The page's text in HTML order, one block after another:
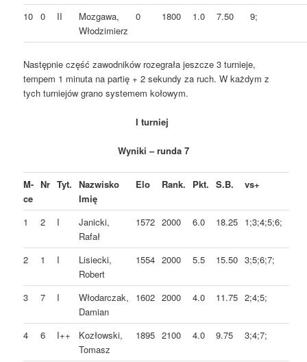
10 0 II
Mozgawa,
Włodzimierz
0 1800 1.0 7.50 9;
Następnie część zawodników rozegrała jeszcze 3 turnieje,
tempem 1 minuta na partię + 2 sekundy za ruch. W każdym z
tych turniejów grano systemem kołowym.
I turniej
Wyniki – runda 7
M-
ce
Nr Tyt. Nazwisko
Imię
Elo Rank. Pkt. S.B. vs+
1 2 I
Janicki,
Rafał
1572 2000 6.0 18.25 1;3;4;5;6;
2 1 I
Lisiecki,
Robert
1554 2000 5.5 15.50 3;5;6;7;
3 7 I
Włodarczak,
Damian
1602 2000 4.0 11.75 2;4;5;
4 6 I++
Kozłowski,
Tomasz
1895 2100 4.0 9.75 3;4;7;